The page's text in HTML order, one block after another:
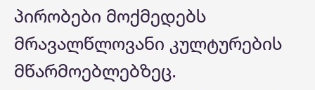
პირობები მოქმედებს
მრავალწლოვანი კულტურების
მწარმოებლებზეც.